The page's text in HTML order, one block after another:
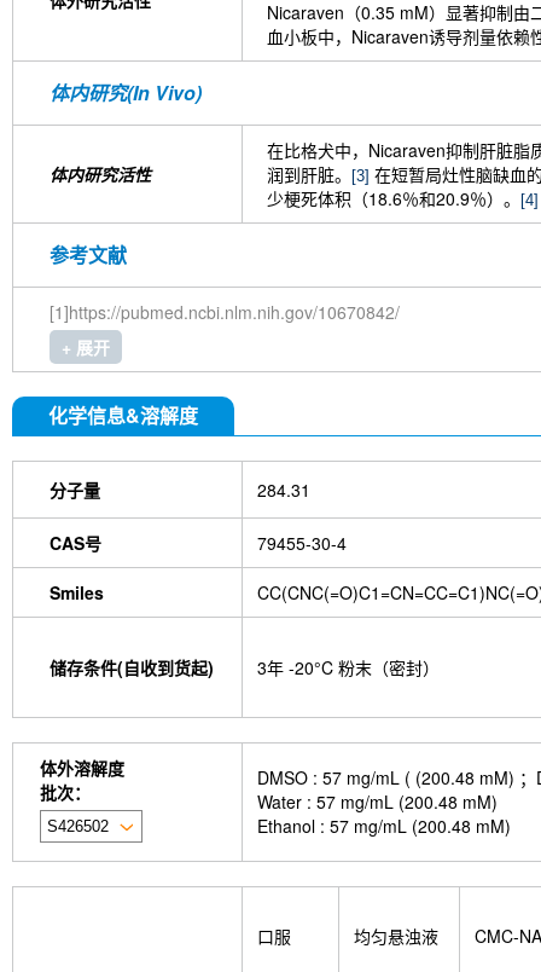
N-Acetylneuraminic acid
Madecassoside
β-
Anethole trithione D-Mannose
Acetylglucosamine
Creatine monohydrate
(-)-Glucose
isotype control-InVivo
MCM2 Antibody (Rabbit
Antibody (Rabbit mAb) [M19D5]
SP1 Antibody
NK1.1 Antibody [PK136]
PB Mouse NK1.1
RNF20 Antibody (Rabbit mAb)
Rabbit Recombinant mAb
Tea polyphenol
Succinic acid
Phloretic acid
Recombinant mAb
Hydroxymethylfurfural
Stevioside
3,4-
Sinensetin
deoxyguanosine
D-Fructose Diludine
Phenylacetaldehyde
α-Boswellic acid
acid
(+)-Guaiacin Waltonitone
Gastrodenol
β-Alanine methyl ester hydrochloride
D-Fructose-1,6-diphosphate trisodium salt
CTX-0294885
P7C3-A20 IPTG
Thioacetamide
N-butyl-N-(4-hydroxybutyl)
Skimmianine
Ginsenoside Rg3
Achyranthes bidentata root Extract
MRTX0902
cellulose (Viscosity:100000mPa.s)
Ovalbumin
Samrotamab (Anti-LRRC15 / LIB)
Anti-DKK1
Sortilin / SORT1)
Anti-mouse Ly6G/Ly6C (Gr-
Anti-rat Kappa Immunoglobulin Light Chain-
LKB1 Antibody (Rabbit mAb) [G3P15]
p27
Cytokeratin 17 Antibody (Rabbit
Nicaraven（0.35 mM）显著抑制由
血小板中，Nicaraven诱导剂量依赖
体内研究(In Vivo)
体内研究活性
在比格犬中，Nicaraven抑制肝脏脂
润到肝脏。
[3] 在短暂局灶性脑缺血
少梗死体积（18.6％和20.9％）。
[4]
参考文献
[1]https://pubmed.ncbi.nlm.nih.gov/10670842/
+ 展开
化学信息&溶解度
分子量 284.31
CAS号 79455-30-4
Smiles
储存条件(自收到货起) 3年 -20°C 粉末（密封）
体外溶解度
批次：
DMSO : 57 mg/mL ( (200.48 mM)
Water : 57 mg/mL (200.48 mM)
Ethanol : 57 mg/mL (200.48 mM)
口服 均匀悬浊液 CMC-NA